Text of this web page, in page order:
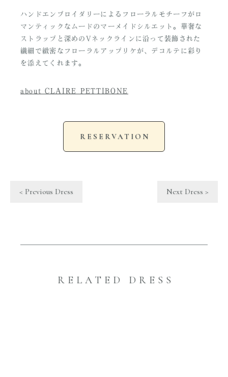
ハンドエンブロイダリーによるフローラルモチーフがロ
マンティックなムードのマーメイドシルエット。華奢な
ストラップと深めのVネックラインに沿って装飾された
繊細で緻密なフローラルアップリケが、デコルテに彩り
を添えてくれます。
about CLAIRE PETTIBONE
RESERVATION
< Previous Dress Next Dress >
RELATED DRESS